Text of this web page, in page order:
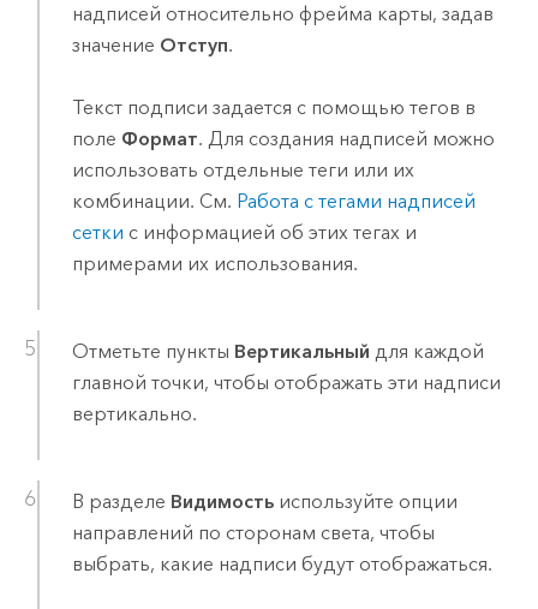
надписей относительно фрейма карты, задав
значение Отступ.
Текст подписи задается с помощью тегов в
поле Формат. Для создания надписей можно
использовать отдельные теги или их
комбинации. См. Работа с тегами надписей
сетки с информацией об этих тегах и
примерами их использования.
Отметьте пункты Вертикальный для каждой
главной точки, чтобы отображать эти надписи
вертикально.
В разделе Видимостьиспользуйте опции
направлений по сторонам света, чтобы
выбрать, какие надписи будут отображаться.